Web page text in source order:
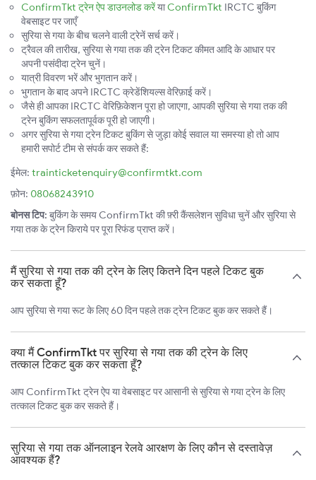
ConfirmTkt ट्रेन ऐप डाउनलोड करेंयाConfirmTkt IRCTC बुकिंग
वेबसाइट पर जाएँ
सुरिया से गया के बीच चलने वाली ट्रेनें सर्च करें।
ट्रैवल की तारीख, सुरिया से गया तक की ट्रेन टिकट कीमत आदि के आधार पर
अपनी पसंदीदा ट्रेन चुनें।
यात्री विवरण भरें और भुगतान करें।
भुगतान के बाद अपने IRCTC क्रेडेंशियल्स वेरिफ़ाई करें।
जैसे ही आपका IRCTC वेरिफ़िकेशन पूरा हो जाएगा, आपकी सुरिया से गया तक की
ट्रेन बुकिंग सफलतापूर्वक पूरी हो जाएगी।
अगर सुरिया से गया ट्रेन टिकट बुकिंग से जुड़ा कोई सवाल या समस्या हो तो आप
हमारी सपोर्ट टीम से संपर्क कर सकते हैं:
ईमेल: trainticketenquiry@confirmtkt.com
फ़ोन: 08068243910
बोनस टिप: बुकिंग के समय ConfirmTkt की फ़्री कैंसलेशन सुविधा चुनें और सुरिया से
गया तक के ट्रेन किराये पर पूरा रिफंड प्राप्त करें।
मैं सुरिया से गया तक की ट्रेन के लिए कितने दिन पहले टिकट बुक
कर सकता हूँ?
आप सुरिया से गया रूट के लिए 60 दिन पहले तक ट्रेन टिकट बुक कर सकते हैं।
क्या मैं ConfirmTkt पर सुरिया से गया तक की ट्रेन के लिए
तत्काल टिकट बुक कर सकता हूँ?
आप ConfirmTkt ट्रेन ऐप या वेबसाइट पर आसानी से सुरिया से गया ट्रेन के लिए
तत्काल टिकट बुक कर सकते हैं।
सुरिया से गया तक ऑनलाइन रेलवे आरक्षण के लिए कौन से दस्तावेज़
आवश्यक हैं?